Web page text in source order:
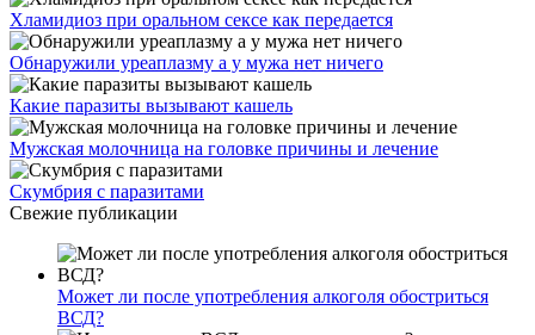
Хламидиоз при оральном сексе как передается
Обнаружили уреаплазму а у мужа нет ничего
Какие паразиты вызывают кашель
Мужская молочница на головке причины и лечение
Скумбрия с паразитами
Свежие публикации
Может ли после употребления алкоголя обостриться
ВСД?